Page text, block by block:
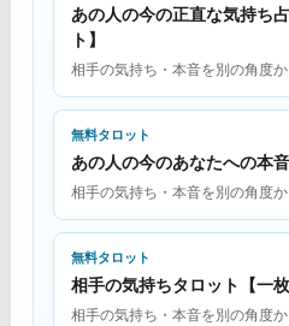
あの人の今の正直な気持ち
ト】
相手の気持ち・本音を別の角度か
無料タロット
あの人の今のあなたへの本
相手の気持ち・本音を別の角度か
無料タロット
相手の気持ちタロット【一
相手の気持ち・本音を別の角度か